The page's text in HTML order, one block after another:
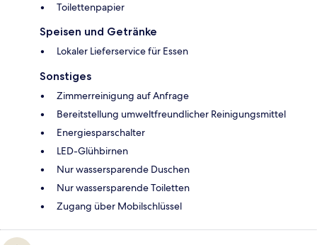
Toilettenpapier
Speisen und Getränke
Lokaler Lieferservice für Essen
Sonstiges
Zimmerreinigung auf Anfrage
Bereitstellung umweltfreundlicher Reinigungsmittel
Energiesparschalter
LED-Glühbirnen
Nur wassersparende Duschen
Nur wassersparende Toiletten
Zugang über Mobilschlüssel